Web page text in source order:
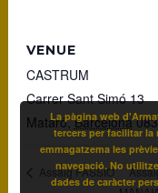
VENUE
CASTRUM
Carrer Sant Simó 13
Mataró, Barcelona
Assaig PASSIÓ
La pàgina web
tercers per facilitar la
emmagatzema les
navegació. No
dades de caràcter